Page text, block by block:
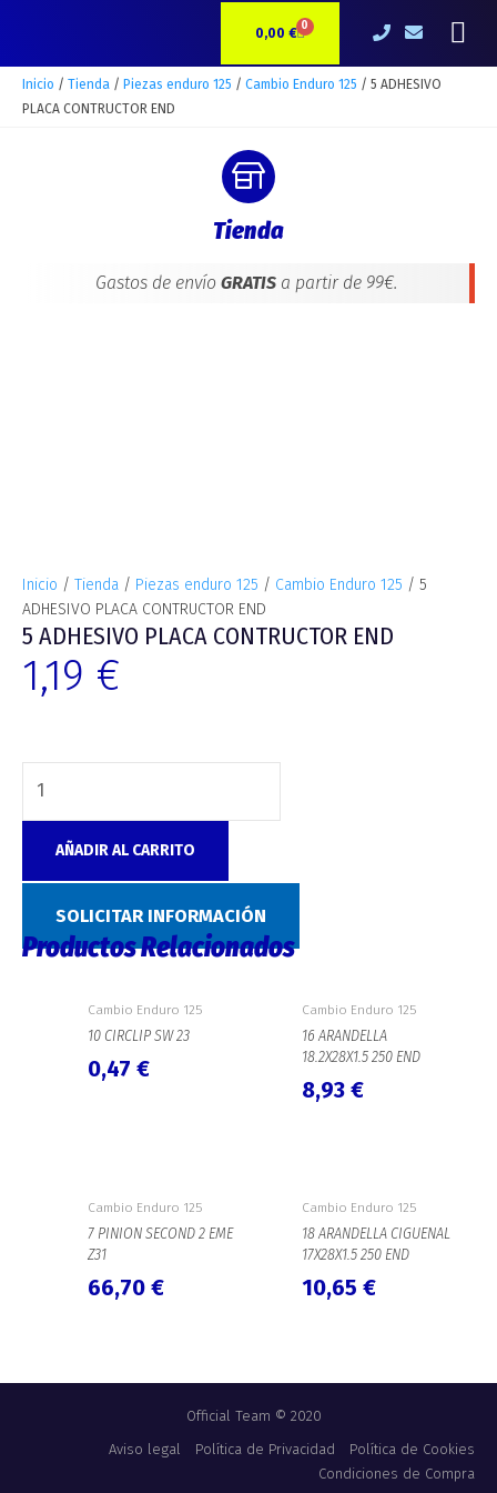
0,00 € 0CARRITO
Inicio / Tienda / Piezas enduro 125 / Cambio Enduro 125 / 5 ADHESIVO
PLACA CONTRUCTOR END
Tienda
Gastos de envío GRATISa partir de 99€.
Inicio / Tienda / Piezas enduro 125 / Cambio Enduro 125 / 5
ADHESIVO PLACA CONTRUCTOR END
5 ADHESIVO PLACA CONTRUCTOR END
1,19 €
CONTRUCTOR
END
AÑADIR AL CARRITO
SOLICITAR INFORMACIÓN
Productos Relacionados
Cambio Enduro 125
10 CIRCLIP SW 23
0,47 €
Cambio Enduro 125
16 ARANDELLA
18.2X28X1.5 250 END
8,93 €
Cambio Enduro 125
7 PINION SECOND 2 EME
Z31
66,70 €
Cambio Enduro 125
18 ARANDELLA CIGUENAL
17X28X1.5 250 END
10,65 €
Official Team © 2020
Aviso legal
Política de Privacidad
Política de Cookies
Condiciones de Compra